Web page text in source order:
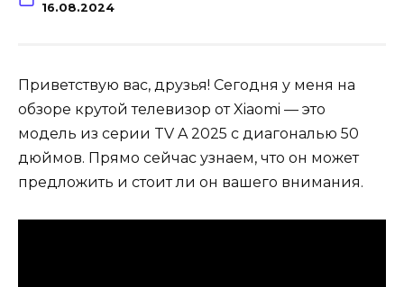
16.08.2024
Приветствую вас, друзья! Сегодня у меня на
обзоре крутой телевизор от Xiaomi — это
модель из серии TV A 2025 с диагональю 50
дюймов. Прямо сейчас узнаем, что он может
предложить и стоит ли он вашего внимания.